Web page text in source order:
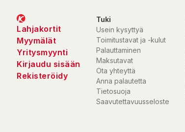
Lahjakortit
Myymälät
Yritysmyynti
Kirjaudu sisään
Rekisteröidy
Tuki
Usein kysyttyä
Toimitustavat ja -kulut
Palauttaminen
Maksutavat
Ota yhteyttä
Anna palautetta
Tietosuoja
Saavutettavuusseloste